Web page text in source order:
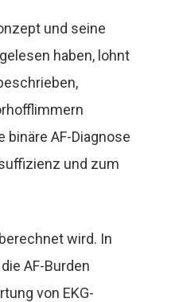
und seine
haben, lohnt
AF-Diagnose
und zum
wird. In
AF-Burden
von EKG-